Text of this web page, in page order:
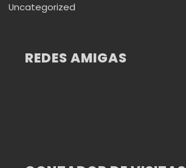
Uncategorized
REDES AMIGAS